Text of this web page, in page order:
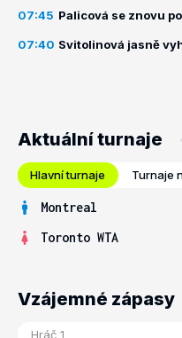
07:45 Palicová se znovu
07:40 Svitolinová jasně
Aktuální turnaje
Hlavní turnaje Turnaje
Montreal
Toronto WTA
Vzájemné zápasy